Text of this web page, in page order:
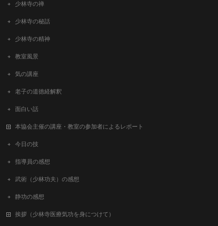
少林寺の禅
少林寺の秘話
少林寺の精神
教室風景
気の講座
老子の道徳経解釈
面白い話
本協会主催の講座・教室の参加者によるレポート
今日の技
指導員の感想
武術（少林功夫）の感想
静功の感想
挨拶（少林寺医療気功を身につけて）